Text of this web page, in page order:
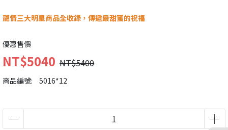
龍情三大明星商品全收錄，傳遞最甜蜜的祝福
優惠售價
NT$5040 NT$5400
商品編號: 5016*12